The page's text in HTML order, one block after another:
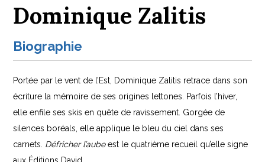
Dominique Zalitis
Biographie
Portée par le vent de l’Est, Dominique Zalitis retrace dans son
écriture la mémoire de ses origines lettones. Parfois l’hiver,
elle enfile ses skis en quête de ravissement. Gorgée de
silences boréals, elle applique le bleu du ciel dans ses
carnets. Défricher l’aubeest le quatrième recueil qu’elle signe